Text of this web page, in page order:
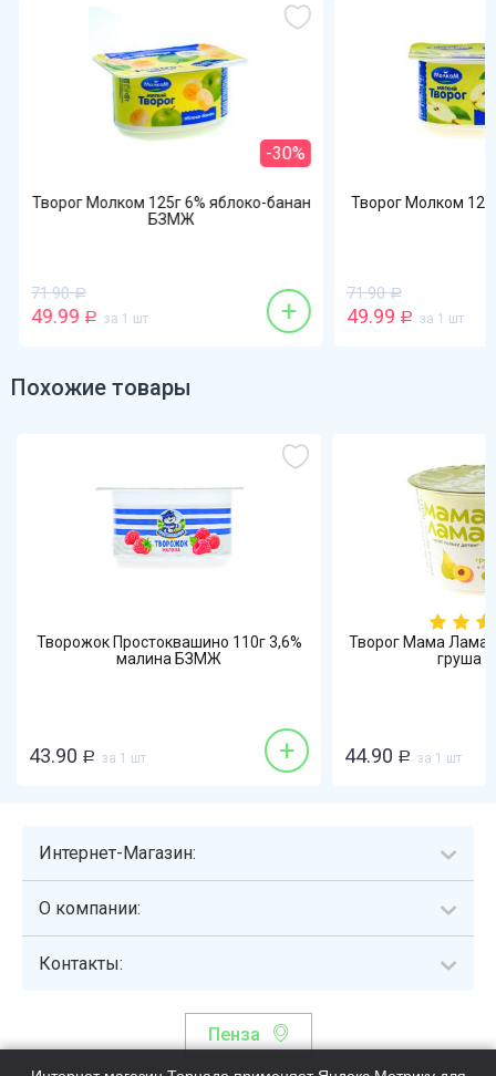
-30%
Творог Молком 125г 6% яблоко-банан
БЗМЖ
71.90 Р
49.99 Р за 1 шт +
Творог Молком
71.90 Р
49.99 Р за 1 шт
Похожие товары
Творожок Простоквашино 110г 3,6%
малина БЗМЖ
43.90 Р за 1 шт +
Творог Мама Лама
груша
44.90 Р за 1 шт
Интернет-Магазин:
О компании:
Контакты:
Пенза